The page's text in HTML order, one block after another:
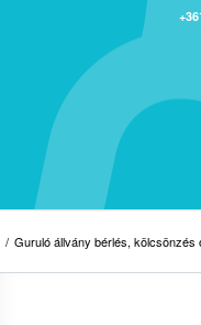
/ Guruló állvány bérlés, kölcsönzés